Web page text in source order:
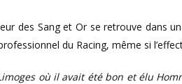
des Sang et Or se retrouve dans
du Racing, même si
où il avait été bon et élu